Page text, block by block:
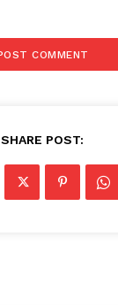
SHARE POST: